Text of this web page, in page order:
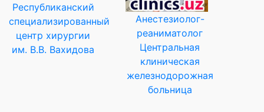
Республиканский
специализированный
центр хирургии
им. В.В. Вахидова
Анестезиолог-
реаниматолог
Центральная
клиническая
железнодорожная
больница